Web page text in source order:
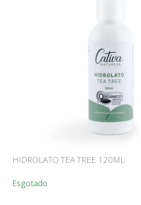
HIDROLATO TEA TREE 120ML
Esgotado